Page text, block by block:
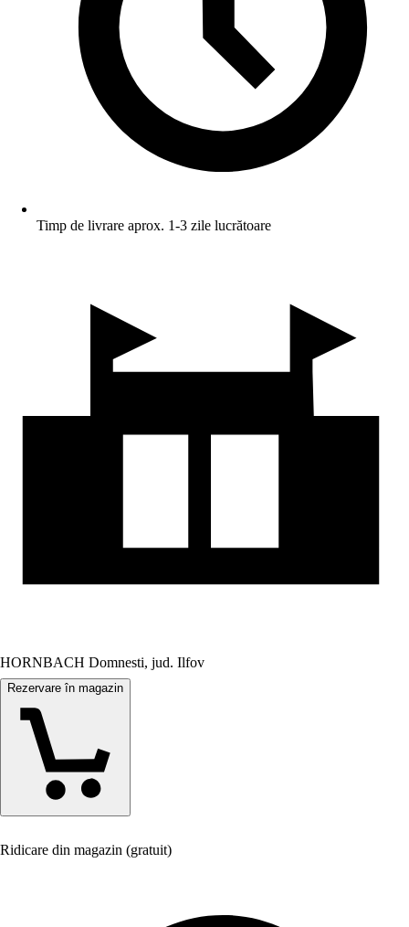
Timp de livrare aprox. 1-3 zile lucrătoare
HORNBACH Domnesti, jud. Ilfov
Rezervare în magazin
Ridicare din magazin (gratuit)